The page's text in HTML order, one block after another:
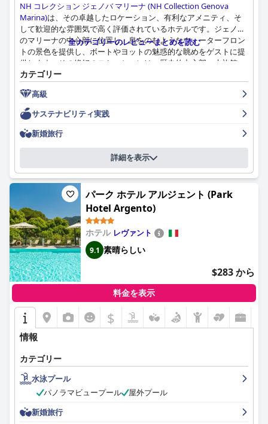
NH コレクション ジェノバ マリーナ (NH Collection Genova
Marina)は、その卓越したロケーション、有利なアメニティ、そ
して歓迎的な雰囲気で高く評価されているホテルです。ジェノバ
のマリーナの中心部に位置し、息をのむようなウォーターフロン
トの景色を提供し、ボートやヨットの魅惑的な眺めをゲストに提
供します。その絶好のロケーションは、歴史的中心部、水族館、
様々な飲食店などの主要な観光スポットまで徒歩圏内であると賞
賛されており、観光客とビジネス旅行者の両方にとって理想的な
拠点となっています。
ホテルでの朝食ビュッフェは、様々な食事のニーズに適した多様
な国際的なオプションを特徴とし、しばしば卓越していると評さ
れています。ゲストは特に、マリーナを見下ろす朝食ルームの美
しい雰囲気と、食品の高品質と新鮮さを高く評価しています。フ
レンドリーで気配りのあるスタッフが、朝食の経験を積極的に高
めています。
ホテルのレストランでのディナーは、賛否両論があります。一部
のゲストは特定の料理の優れた品質と美しいテラスの景色に感謝
していますが、高い価格が必ずしも食事の質と一致しているとは
感じていません。サービスのばらつきや、食事の温度に関する問
題が時折指摘されていますが、レストランの雰囲気といくつかの
傑出した料理は、多くの人々にとって依然として価値のある経験
となっています。
ゲストは、客室が広々としていて清潔で快適だと感じており、美
しいマリーナの景色とモダンな内装をしばしば強調しています。
清潔さと手入れの行き届いたアメニティが高く評価されていま
す。ただし、一部の客室は古く、内装の更新と特定の状況でのメ
ンテナンスの改善が必要であると指摘されています。
ホテルのスタッフは、その友好的さ、プロ意識、そしてゲストの
滞在を向上させようとする意欲で一貫して高い評価を受けていま
す。特定の個人は、その卓越したサービスでしばしば言及され、
全体的なおもてなしの環境に貢献しています。
無料のWiFiサービスは接続が簡単で一般的に信頼できますが、一
全カテゴリーのレビューまとめを読む
カテゴリー
高級
サステナビリティ実践
新婚旅行
詳細を表示
パーク ホテル アルジェント (Park
Hotel Argento)
ホテル レヴァント
9.1 素晴らしい
$283 から
料金を表示
$
情報
カテゴリー
水泳プール
パノラマビュープール
屋外プール
新婚旅行